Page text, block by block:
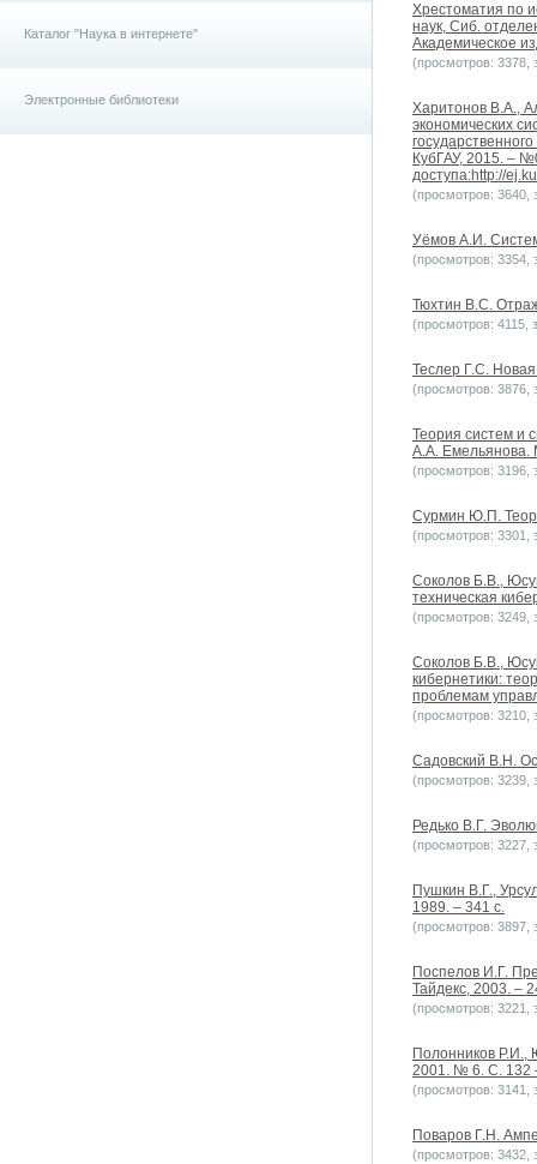
Каталог "Наука в интернете"
Электронные библиотеки
Хрестоматия по
наук, Сиб.
Академическое
(просмотров: 3378,
Харитонов В.А.,
экономических
КубГАУ, 2015. –
доступа:http://
(просмотров: 3640,
Уёмов А.И.
(просмотров: 3354,
Тюхтин В.С.
(просмотров: 4115,
Теслер Г.С. Новая
(просмотров: 3876,
Теория систем и
А.А. Емельянова.
(просмотров: 3196,
Сурмин Ю.П.
(просмотров: 3301,
Соколов Б.В.,
техническая
(просмотров: 3249,
Соколов Б.В.,
кибернетики:
проблемам
(просмотров: 3210,
Садовский В.Н.
(просмотров: 3239,
Редько В.Г.
(просмотров: 3227,
Пушкин В.Г.,
1989. – 341 с.
(просмотров: 3897,
Поспелов И.Г.
Тайдекс, 2003. –
(просмотров: 3221,
Полонников Р.И.,
2001. № 6. С. 132
(просмотров: 3141,
Поваров Г.Н.
(просмотров: 3432,